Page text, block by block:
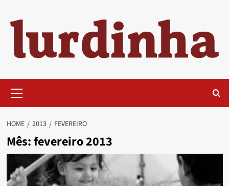
content
Menu
HOME 2013 FEVEREIRO
Mês:fevereiro 2013